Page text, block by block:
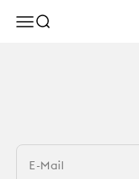
MenüSuche
E-Mail